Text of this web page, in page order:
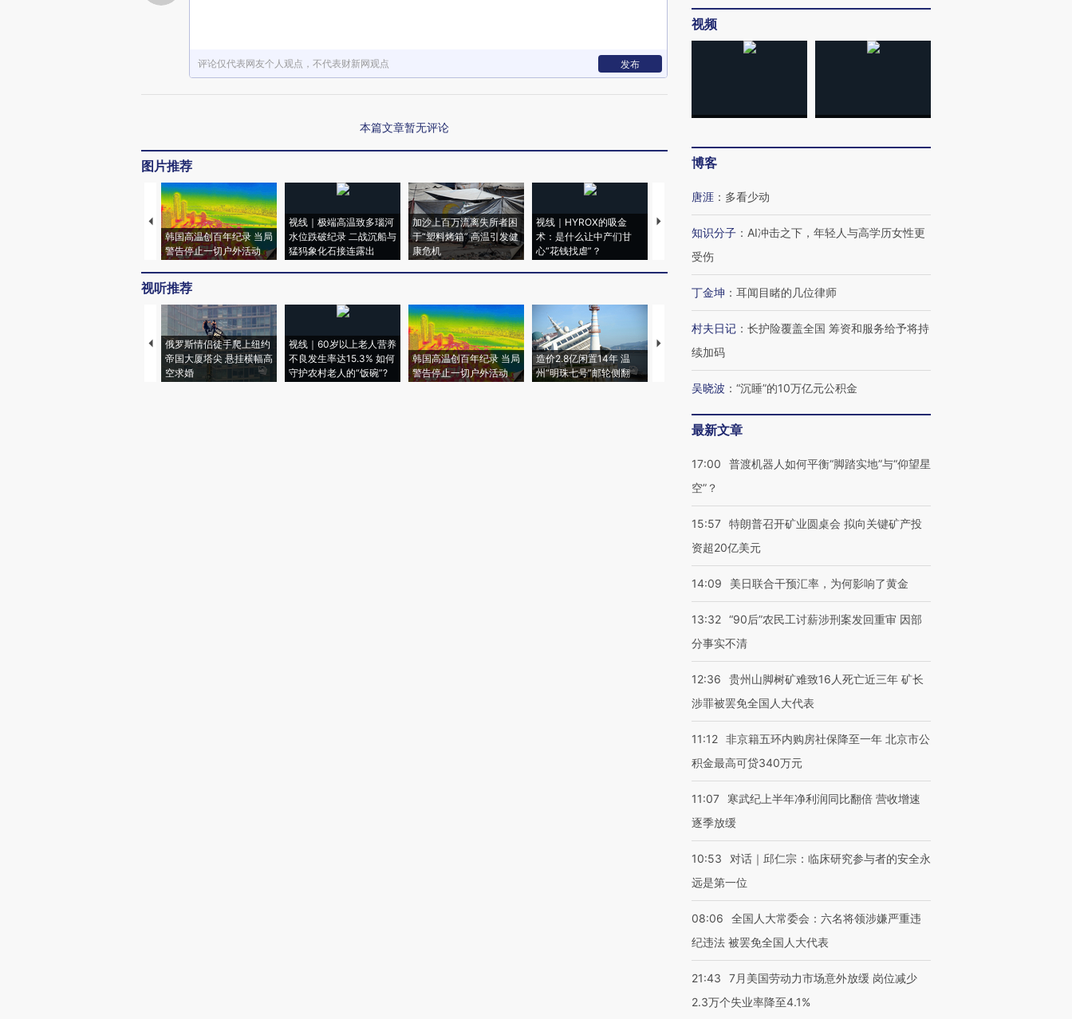
评论仅代表网友个人观点，不代表财新网观点 发布
本篇文章暂无评论
图片推荐
韩国高温创百年纪录 当局
警告停止一切户外活动
视线｜极端高温致多瑙河
水位跌破纪录 二战沉船与
猛犸象化石接连露出
加沙上百万流离失所者困
于“塑料烤箱” 高温引发健
康危机
视线｜HYROX的吸金
术：是什么让中产们甘
心“花钱找虐”？
马航飞行员跨国走私7万
粒摇头丸 尿检体内含3种
度Z世代 用街头抗争将教
机”？难民潮撕裂西班牙
视听推荐
俄罗斯情侣徒手爬上纽约
帝国大厦塔尖 悬挂横幅高
空求婚
视线｜60岁以上老人营养
不良发生率达15.3% 如何
守护农村老人的“饭碗”?
韩国高温创百年纪录 当局
警告停止一切户外活动
造价2.8亿闲置14年 温
州“明珠七号”邮轮侧翻
特朗普出席葬礼疑似打瞌
睡引争议 白宫怒斥批评
者“堕落的白痴”
阿根廷3-0阿尔及利亚
猛犸象化石接连露出
视频
博客
唐涯 ： 多看少动
知识分子 ： AI冲击之下，年轻人与高学历女性更
受伤
丁金坤 ： 耳闻目睹的几位律师
村夫日记 ： 长护险覆盖全国 筹资和服务给予将持
续加码
吴晓波 ： “沉睡”的10万亿元公积金
最新文章
17:00
普渡机器人如何平衡“脚踏实地”与“仰望星
空”？
15:57 特朗普召开矿业圆桌会 拟向关键矿产投
资超20亿美元
14:09 美日联合干预汇率，为何影响了黄金
13:32 “90后”农民工讨薪涉刑案发回重审 因部
分事实不清
12:36
贵州山脚树矿难致16人死亡近三年 矿长
涉罪被罢免全国人大代表
11:12 非京籍五环内购房社保降至一年 北京市公
积金最高可贷340万元
11:07
寒武纪上半年净利润同比翻倍 营收增速
逐季放缓
10:53
对话｜邱仁宗：临床研究参与者的安全永
远是第一位
08:06
全国人大常委会：六名将领涉嫌严重违
纪违法 被罢免全国人大代表
21:43
7月美国劳动力市场意外放缓 岗位减少
2.3万个失业率降至4.1%